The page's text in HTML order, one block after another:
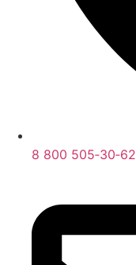
8 800 505‑30‑62